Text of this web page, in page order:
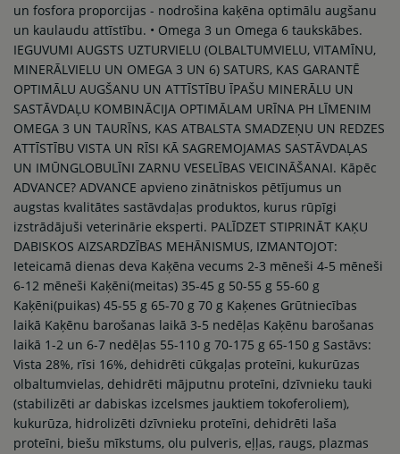
un fosfora proporcijas - nodrošina kaķēna optimālu augšanu
un kaulaudu attīstību. • Omega 3 un Omega 6 taukskābes.
IEGUVUMI AUGSTS UZTURVIELU (OLBALTUMVIELU, VITAMĪNU,
MINERĀLVIELU UN OMEGA 3 UN 6) SATURS, KAS GARANTĒ
OPTIMĀLU AUGŠANU UN ATTĪSTĪBU ĪPAŠU MINERĀLU UN
SASTĀVDAĻU KOMBINĀCIJA OPTIMĀLAM URĪNA PH LĪMENIM
OMEGA 3 UN TAURĪNS, KAS ATBALSTA SMADZEŅU UN REDZES
ATTĪSTĪBU VISTA UN RĪSI KĀ SAGREMOJAMAS SASTĀVDAĻAS
UN IMŪNGLOBULĪNI ZARNU VESELĪBAS VEICINĀŠANAI. Kāpēc
ADVANCE? ADVANCE apvieno zinātniskos pētījumus un
augstas kvalitātes sastāvdaļas produktos, kurus rūpīgi
izstrādājuši veterinārie eksperti. PALĪDZET STIPRINĀT KAĶU
DABISKOS AIZSARDZĪBAS MEHĀNISMUS, IZMANTOJOT:
Ieteicamā dienas deva Kaķēna vecums 2-3 mēneši 4-5 mēneši
6-12 mēneši Kaķēni(meitas) 35-45 g 50-55 g 55-60 g
Kaķēni(puikas) 45-55 g 65-70 g 70 g Kaķenes Grūtniecības
laikā Kaķēnu barošanas laikā 3-5 nedēļas Kaķēnu barošanas
laikā 1-2 un 6-7 nedēļas 55-110 g 70-175 g 65-150 g Sastāvs:
Vista 28%, rīsi 16%, dehidrēti cūkgaļas proteīni, kukurūzas
olbaltumvielas, dehidrēti mājputnu proteīni, dzīvnieku tauki
(stabilizēti ar dabiskas izcelsmes jauktiem tokoferoliem),
kukurūza, hidrolizēti dzīvnieku proteīni, dehidrēti laša
proteīni, biešu mīkstums, olu pulveris, eļļas, raugs, plazmas